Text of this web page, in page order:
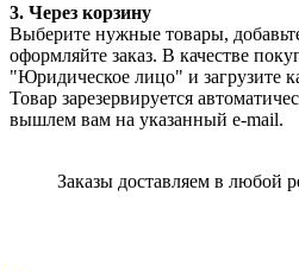
3. Через корзину
Выберите нужные товары,
оформляйте заказ. В качестве
"Юридическое лицо" и загрузите
Товар зарезервируется
вышлем вам на указанный e-mail.
Заказы доставляем в любой